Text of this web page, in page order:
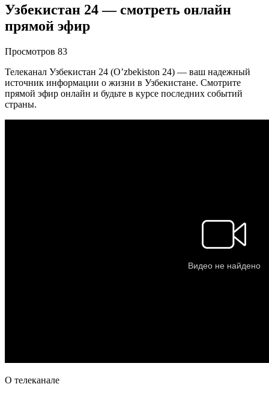
Узбекистан 24 — смотреть онлайн
прямой эфир
Просмотров 83
Телеканал Узбекистан 24 (O’zbekiston 24) — ваш надежный
источник информации о жизни в Узбекистане. Смотрите
прямой эфир онлайн и будьте в курсе последних событий
страны.
О телеканале